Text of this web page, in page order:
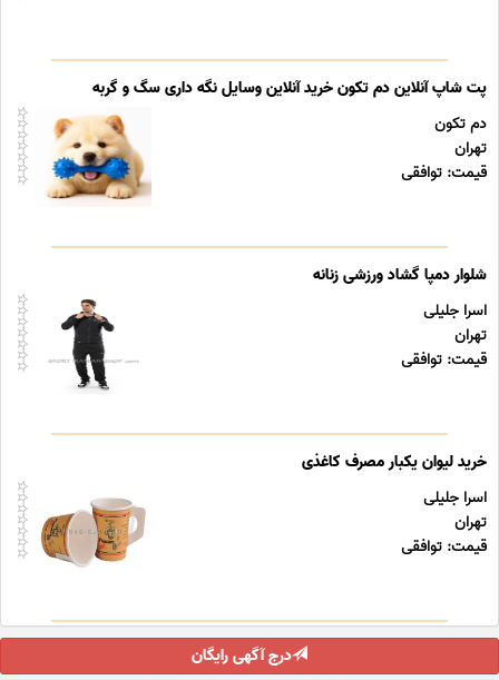
پت شاپ آنلاین دم تکون خرید آنلاین وسایل نگه داری سگ و گربه
دم تکون
تهران
قیمت: توافقی
شلوار دمپا گشاد ورزشی زنانه
اسرا جلیلی
تهران
قیمت: توافقی
خرید لیوان یکبار مصرف کاغذی
اسرا جلیلی
تهران
قیمت: توافقی
درج آگهی رایگان